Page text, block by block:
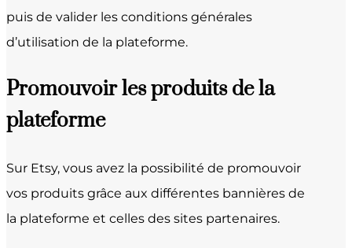
puis de valider les conditions générales
d’utilisation de la plateforme.
Promouvoir les produits de la
plateforme
Sur Etsy, vous avez la possibilité de promouvoir
vos produits grâce aux différentes bannières de
la plateforme et celles des sites partenaires.